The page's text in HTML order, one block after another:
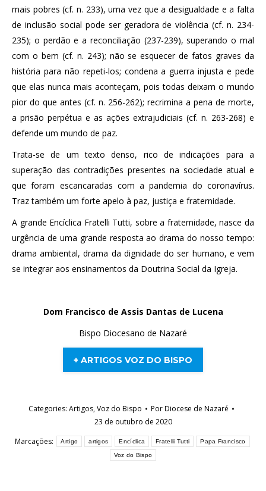
mais pobres (cf. n. 233), uma vez que a desigualdade e a falta
de inclusão social pode ser geradora de violência (cf. n. 234-
235); o perdão e a reconciliação (237-239), superando o mal
com o bem (cf. n. 243); não se esquecer de fatos graves da
história para não repeti-los; condena a guerra injusta e pede
que elas nunca mais aconteçam, pois todas deixam o mundo
pior do que antes (cf. n. 256-262); recrimina a pena de morte,
a prisão perpétua e as ações extrajudiciais (cf. n. 263-268) e
defende um mundo de paz.
Trata-se de um texto denso, rico de indicações para a
superação das contradições presentes na sociedade atual e
que foram escancaradas com a pandemia do coronavírus.
Traz também um forte apelo à paz, justiça e fraternidade.
A grande Encíclica Fratelli Tutti, sobre a fraternidade, nasce da
urgência de uma grande resposta ao drama do nosso tempo:
drama ambiental, drama da dignidade do ser humano, e vem
se integrar aos ensinamentos da Doutrina Social da Igreja.
Dom Francisco de Assis Dantas de Lucena
Bispo Diocesano de Nazaré
+ ARTIGOS VOZ DO BISPO
Categories: Artigos,Voz do Bispo PorDiocese de Nazaré
23 de outubro de 2020
Marcações:
Artigo artigos Encíclica Fratelli Tutti Papa Francisco
Voz do Bispo